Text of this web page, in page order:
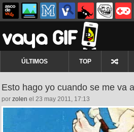
ÚLTIMOS TOP
Esto hago yo cuando se me va
por zolen el 23 may 2011, 17:13